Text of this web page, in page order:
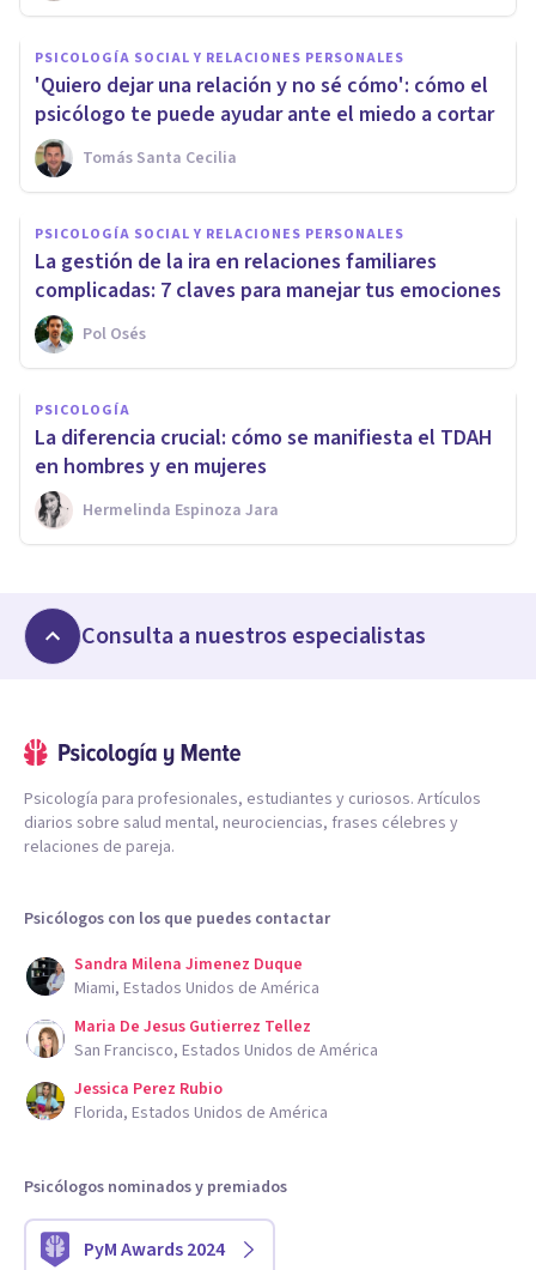
PSICOLOGÍA SOCIAL Y RELACIONES PERSONALES
'Quiero dejar una relación y no sé cómo': cómo el
psicólogo te puede ayudar ante el miedo a cortar
Tomás Santa Cecilia
PSICOLOGÍA SOCIAL Y RELACIONES PERSONALES
La gestión de la ira en relaciones familiares
complicadas: 7 claves para manejar tus emociones
Pol Osés
PSICOLOGÍA
La diferencia crucial: cómo se manifiesta el TDAH
en hombres y en mujeres
Hermelinda Espinoza Jara
Consulta a nuestros especialistas
Psicología para profesionales, estudiantes y curiosos. Artículos
diarios sobre salud mental, neurociencias, frases célebres y
relaciones de pareja.
Psicólogos con los que puedes contactar
Sandra Milena Jimenez Duque
Miami, Estados Unidos de América
Maria De Jesus Gutierrez Tellez
San Francisco, Estados Unidos de América
Jessica Perez Rubio
Florida, Estados Unidos de América
Psicólogos nominados y premiados
PyM Awards 2024